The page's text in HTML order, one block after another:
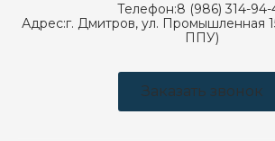
Телефон:8 (986) 314-94-
Адрес:г. Дмитров, ул. Промышленная
ППУ)
Заказать звонок